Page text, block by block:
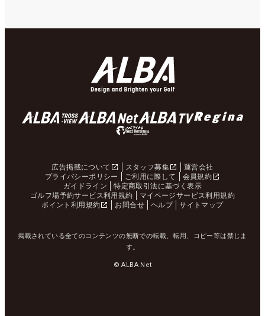
広告掲載について スタッフ募集
運営会社
プライバシーポリシー
ご利用に際して
会員規約
ガイドライン
特定商取引法に基づく表示
ゴルフ場予約サービス利用規約
マイページサービス利用規約
ポイント利用規約
お問合せ ヘルプ サイトマップ
掲載されている全てのコンテンツの無断での転載、転用、コピー等は禁じま
す。
© ALBA Net